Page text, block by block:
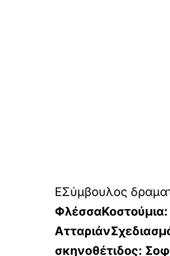
ΕΣύμβουλος
ΦλέσσαΚοστούμια:
σκηνοθέτιδος: